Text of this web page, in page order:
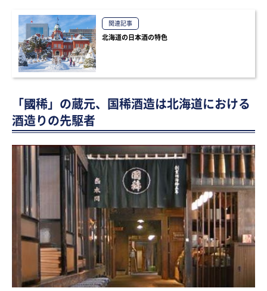
関連記事
北海道の日本酒の特色
「國稀」の蔵元、国稀酒造は北海道における
酒造りの先駆者